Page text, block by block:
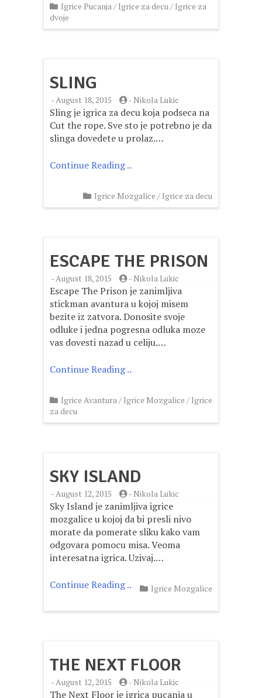
Igrice Pucanja/ Igrice za decu/ Igrice za
dvoje
SLING
-August 18, 2015 -Nikola Lukic
Sling je igrica za decu koja podseca na
Cut the rope. Sve sto je potrebno je da
slinga dovedete u prolaz.…
Continue Reading ..
Igrice Mozgalice / Igrice za decu
ESCAPE THE PRISON
-August 18, 2015 -Nikola Lukic
Escape The Prison je zanimljiva
stickman avantura u kojoj misem
bezite iz zatvora. Donosite svoje
odluke i jedna pogresna odluka moze
vas dovesti nazad u celiju.…
Continue Reading ..
Igrice Avantura/ Igrice Mozgalice / Igrice
za decu
SKY ISLAND
-August 12, 2015 -Nikola Lukic
Sky Island je zanimljiva igrice
mozgalice u kojoj da bi presli nivo
morate da pomerate sliku kako vam
odgovara pomocu misa. Veoma
interesatna igrica. Uzivaj.…
Continue Reading .. Igrice Mozgalice
THE NEXT FLOOR
-August 12, 2015 -Nikola Lukic
The Next Floor je igrica pucanja u